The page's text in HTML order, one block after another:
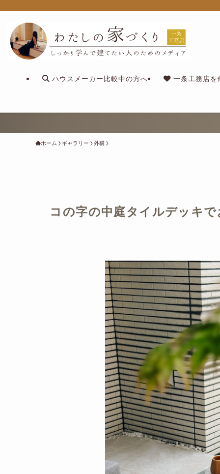
ハウスメーカー比較中の方へ 一条工務店を
ホーム ギャラリー 外構
コの字の中庭タイルデッキ